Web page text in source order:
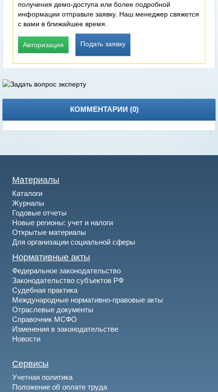
получения демо-доступа или более подробной
информации отправьте заявку. Наш менеджер свяжется
с вами в ближайшее время.
Авторизация Подать заявку
КОММЕНТАРИИ (0)
Материалы
Каталоги
Журналы
Годовые отчеты
Новые регионы: учет и налоги
Открытые материалы
Для организации социальной сферы
Нормативные акты
Федеральное законодательство
Законодательство субъектов РФ
Судебная практика
Международные нормативно-правовые акты
Отраслевые документы
Справочник МСФО
Изменения в законодательстве
Новости
Сервисы
Учетная политика
Положение об оплате труда